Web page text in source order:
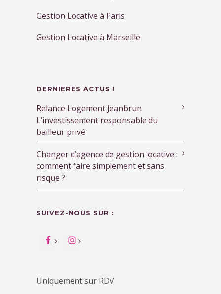
Gestion Locative à Paris
Gestion Locative à Marseille
DERNIERES ACTUS !
Relance Logement Jeanbrun
L’investissement responsable du
bailleur privé
Changer d’agence de gestion locative :
comment faire simplement et sans
risque ?
SUIVEZ-NOUS SUR :
Uniquement sur RDV